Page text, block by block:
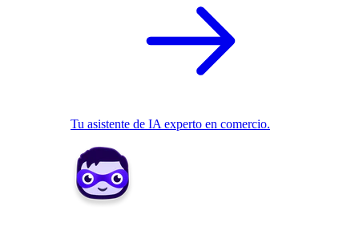
Tu asistente de IA experto en comercio.